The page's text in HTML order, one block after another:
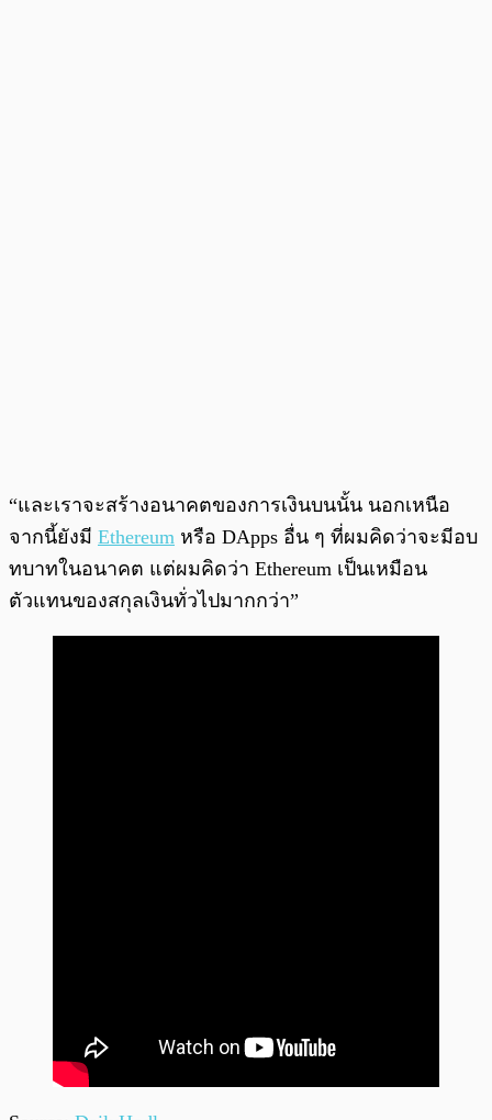
“และเราจะสร้างอนาคตของการเงินบนนั้น นอกเหนือ
จากนี้ยังมี Ethereum หรือ DApps อื่น ๆ ที่ผมคิดว่าจะมีอบ
ทบาทในอนาคต แต่ผมคิดว่า Ethereum เป็นเหมือน
ตัวแทนของสกุลเงินทั่วไปมากกว่า”